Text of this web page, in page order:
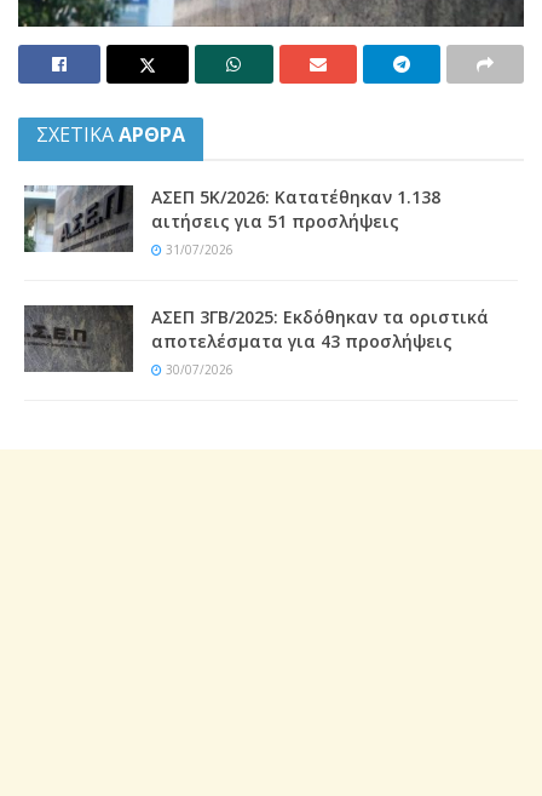
ΣΧΕΤΙΚΑΑΡΘΡΑ
ΑΣΕΠ 5Κ/2026: Κατατέθηκαν 1.138
αιτήσεις για 51 προσλήψεις
31/07/2026
ΑΣΕΠ 3ΓΒ/2025: Εκδόθηκαν τα οριστικά
αποτελέσματα για 43 προσλήψεις
30/07/2026